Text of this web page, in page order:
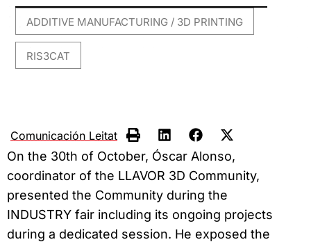
ADDITIVE MANUFACTURING / 3D PRINTING
RIS3CAT
Comunicación Leitat
On the 30th of October, Óscar Alonso,
coordinator of the LLAVOR 3D Community,
presented the Community during the
INDUSTRY fair including its ongoing projects
during a dedicated session. He exposed the